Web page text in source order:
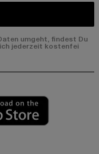
umgeht, findest Du
jederzeit kostenfei